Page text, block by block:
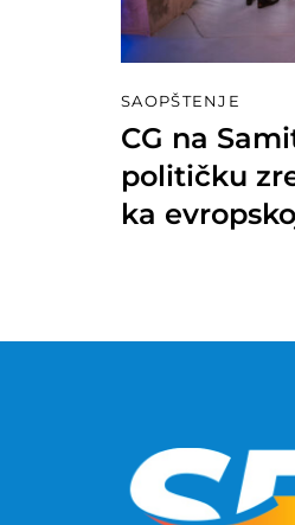
SAOPŠTENJE
CG na
političku
ka